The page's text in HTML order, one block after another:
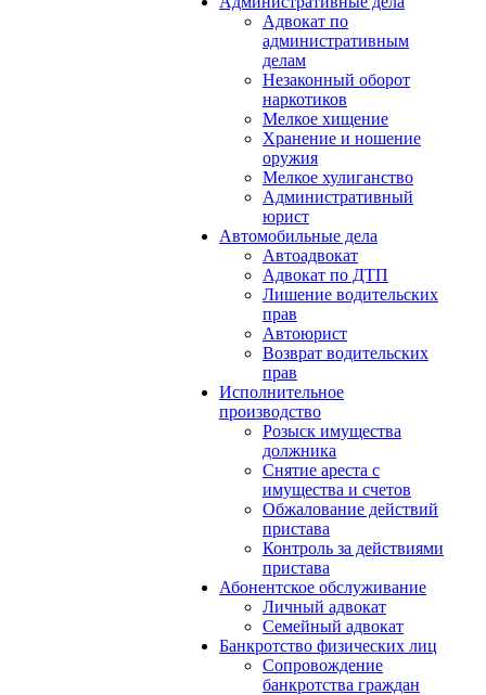
Адвокат по
административным
делам
Незаконный оборот
наркотиков
Мелкое хищение
Хранение и ношение
оружия
Мелкое хулиганство
Административный
юрист
Автомобильные дела
Автоадвокат
Адвокат по ДТП
Лишение водительских
прав
Автоюрист
Возврат водительских
прав
Исполнительное
производство
Розыск имущества
должника
Снятие ареста с
имущества и счетов
Обжалование действий
пристава
Контроль за действиями
пристава
Абонентское обслуживание
Личный адвокат
Семейный адвокат
Банкротство физических лиц
Сопровождение
банкротства граждан